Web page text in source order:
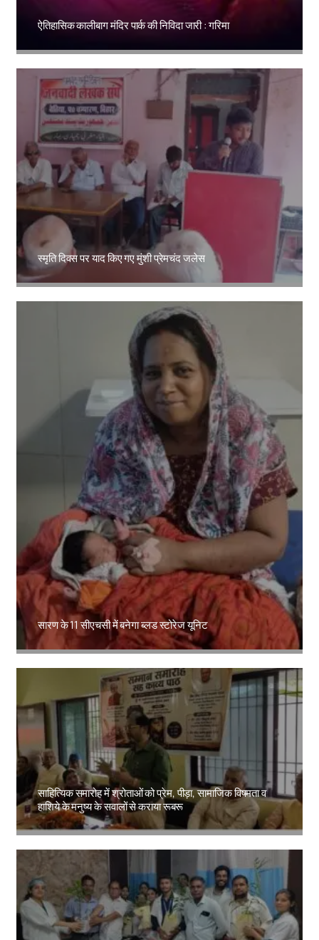
ऐतिहासिक कालीबाग मंदिर पार्क की निविदा जारी : गरिमा
स्मृति दिवस पर याद किए गए मुंशी प्रेमचंद जलेस
Amit Lekh
सारण के 11 सीएचसी में बनेगा ब्लड स्टोरेज यूनिट
Amit Lekh
साहित्यिक समारोह में श्रोताओं को प्रेम, पीड़ा, सामाजिक विषमता व
हाशिये के मनुष्य के सवालों से कराया रूबरू
Amit Lekh